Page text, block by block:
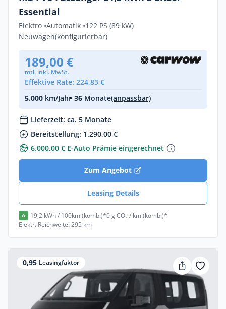
Essential
Elektro •Automatik •122 PS (89 kW)
Neuwagen(konfigurierbar)
189,00 €
mtl. inkl. MwSt.
Effektive Rate: 224,83 €
5.000 km/Jahr• 36 Monate(anpassbar)
Lieferzeit: ca. 5 Monate
Bereitstellung: 1.290,00 €
6.000,00 € E-Auto Prämie eingerechnet
Zum Angebot
Leasing Details
A 19,2 kWh / 100km (komb.)*0 g CO₂ / km (komb.)*
Elektr. Reichweite: 295 km
0,95 Leasingfaktor